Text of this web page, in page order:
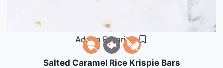
Add to Favorites
Salted Caramel Rice Krispie Bars